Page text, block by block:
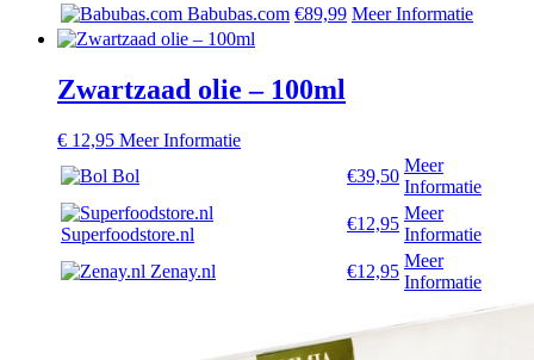
Babubas.com €89,99 Meer Informatie
Zwartzaad olie – 100ml
€ 12,95 Meer Informatie
Bol
€39,50
Meer
Informatie
Superfoodstore.nl
€12,95
Meer
Informatie
Zenay.nl
€12,95
Meer
Informatie